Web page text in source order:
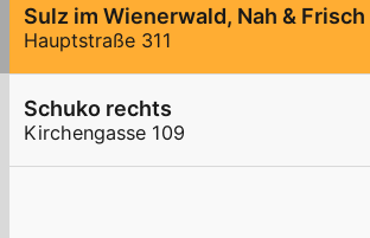
Sulz im Wienerwald, Nah & Frisch
Hauptstraße 311
Schuko rechts
Kirchengasse 109